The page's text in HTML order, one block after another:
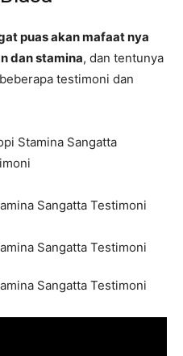
puas akan mafaat nya
dan stamina, dan tentunya
testimoni dan